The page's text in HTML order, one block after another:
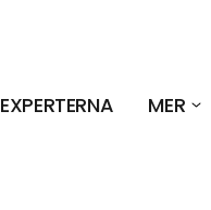
EXPERTERNA MER